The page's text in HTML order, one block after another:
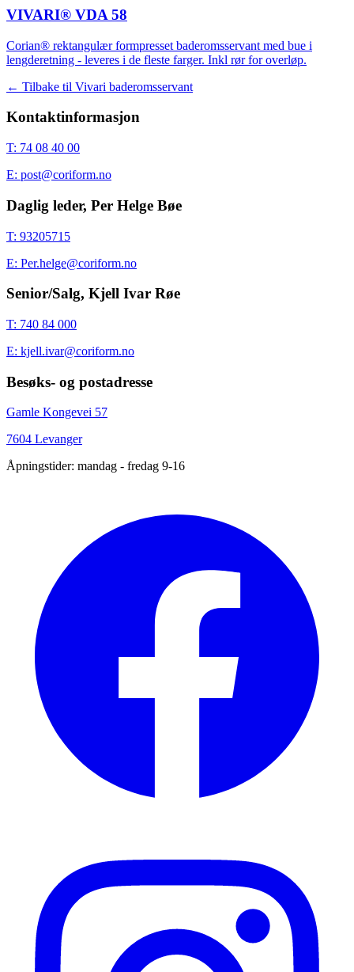
VIVARI® VDA 58
Corian® rektangulær formpresset baderomsservant med bue i
lengderetning - leveres i de fleste farger. Inkl rør for overløp.
← Tilbake til Vivari baderomsservant
Kontaktinformasjon
T: 74 08 40 00
E: post@coriform.no
Daglig leder, Per Helge Bøe
T: 93205715
E: Per.helge@coriform.no
Senior/Salg, Kjell Ivar Røe
T: 740 84 000
E: kjell.ivar@coriform.no
Besøks- og postadresse
Gamle Kongevei 57
7604 Levanger
Åpningstider: mandag - fredag 9-16